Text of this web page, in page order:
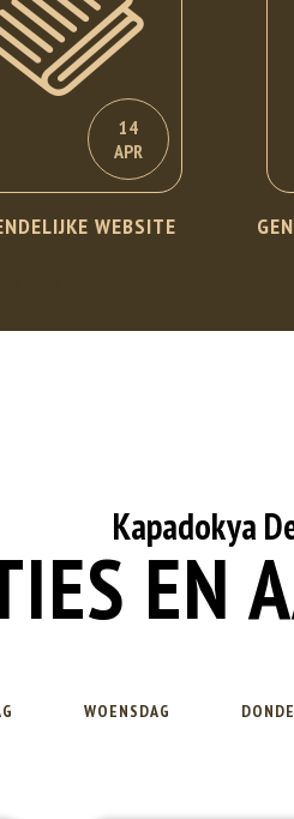
14
APR
WEBSITE
Kapadokya
EN
WOENSDAG